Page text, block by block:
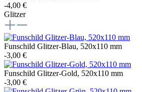
-4,00 €
Glitzer
Funschild Glitzer-Blau, 520x110 mm
-3,00 €
Funschild Glitzer-Gold, 520x110 mm
-3,00 €